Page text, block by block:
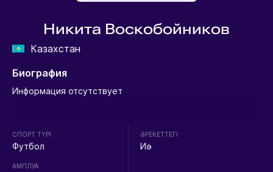
Никита Воскобойников
Казахстан
Биография
Информация отсутствует
СПОРТ ТҮРІ
Футбол
АМПЛУА
ӘРЕКЕТТЕГІ
Иә